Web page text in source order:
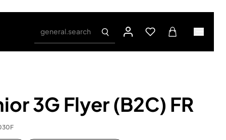
general.search
3G Flyer (B2C) FR